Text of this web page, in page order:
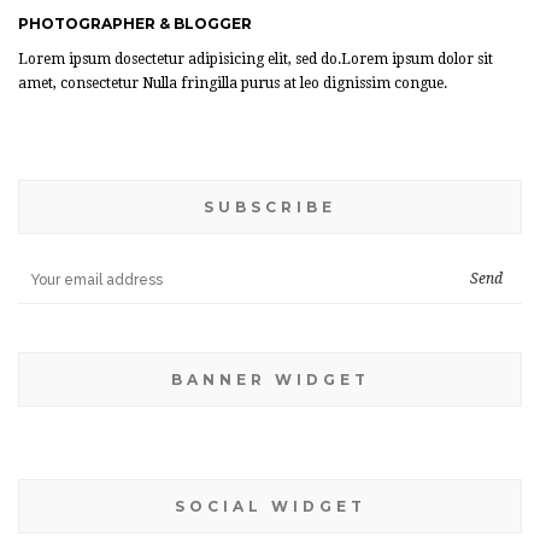
PHOTOGRAPHER & BLOGGER
Lorem ipsum dosectetur adipisicing elit, sed do.Lorem ipsum dolor sit
amet, consectetur Nulla fringilla purus at leo dignissim congue.
SUBSCRIBE
BANNER WIDGET
SOCIAL WIDGET